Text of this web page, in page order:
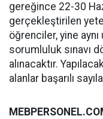
gereğince 22-30
gerçekleştirilen
öğrenciler, yine
sorumluluk sınavı
alınacaktır.
alanlar başarılı